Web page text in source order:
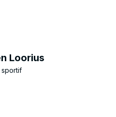
Loorius
sportif